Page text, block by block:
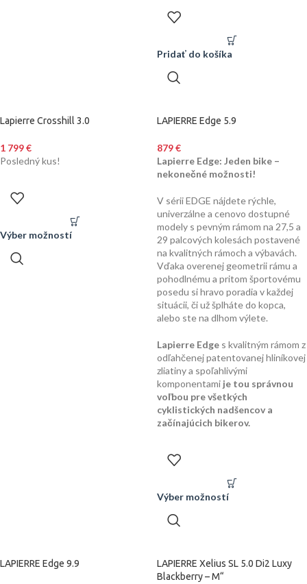
Pridať do košíka
Lapierre Crosshill 3.0
1 799€
Posledný kus!
Výber možností
LAPIERRE Edge 5.9
879€
Lapierre Edge: Jeden bike –
nekonečné možnosti!
V sérii EDGE nájdete rýchle,
univerzálne a cenovo dostupné
modely s pevným rámom na 27,5 a
29 palcových kolesách postavené
na kvalitných rámoch a výbavách.
Vďaka overenej geometrii rámu a
pohodlnému a pritom športovému
posedu si hravo poradia v každej
situácii, či už šplháte do kopca,
alebo ste na dlhom výlete.
Lapierre Edge s kvalitným rámom z
odľahčenej patentovanej hliníkovej
zliatiny a spoľahlivými
komponentami je tou správnou
voľbou pre všetkých
cyklistických nadšencov a
začínajúcich bikerov.
Výber možností
LAPIERRE Edge 9.9
LAPIERRE Xelius SL 5.0 Di2 Luxy
Blackberry – M“